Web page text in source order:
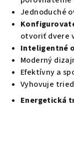
Jednoduché
otvoriť dvere
Inteligentné
Moderný
Efektívny a
Vyhovuje
Energetická